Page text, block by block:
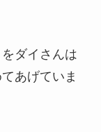
ダイさんは
あげていま